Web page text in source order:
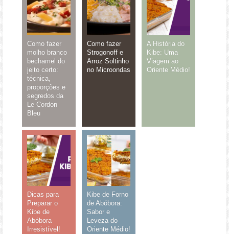
Como fazer
molho branco
bechamel do
jeito certo:
técnica,
proporções e
segredos da
Le Cordon
Bleu
Como fazer
Strogonoff e
Arroz Soltinho
no Microondas
A História do
Kibe: Uma
Viagem ao
Oriente Médio!
Dicas para
Preparar o
Kibe de
Abóbora
Irresistível!
Kibe de Forno
de Abóbora:
Sabor e
Leveza do
Oriente Médio!